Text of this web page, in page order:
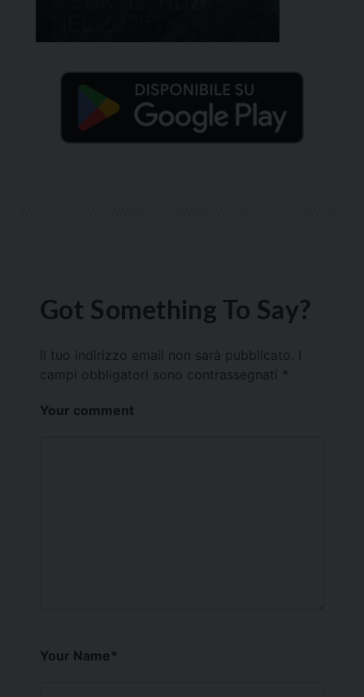
Got Something To Say?
Il tuo indirizzo email non sarà pubblicato.
campi obbligatori sono contrassegnati *
Your comment
Your Name*